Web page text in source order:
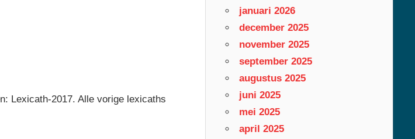
Lexicath-2017. Alle vorige lexicaths
januari 2026
december 2025
november 2025
september 2025
augustus 2025
juni 2025
mei 2025
april 2025